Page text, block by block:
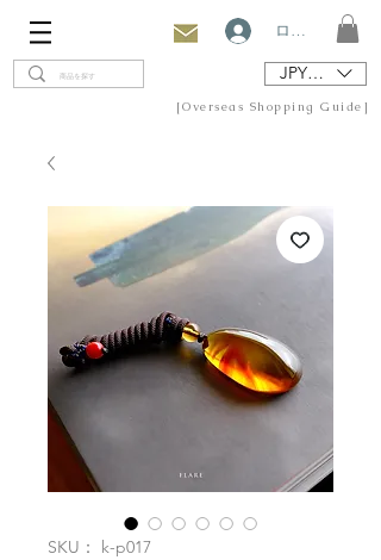
ログイン
JPY (¥)
[Overseas Shopping Guide]
SKU： k-p017